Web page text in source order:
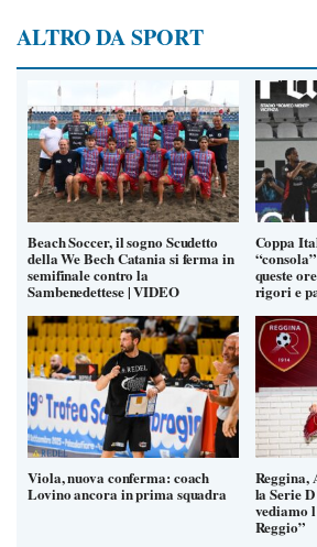
ALTRO DA SPORT
Beach Soccer, il sogno Scudetto
della We Bech Catania si ferma in
semifinale contro la
Sambenedettese | VIDEO
Coppa
queste
rigori e
Viola, nuova conferma: coach
Lovino ancora in prima squadra
Reggina,
la Serie
vediamo
Reggio”